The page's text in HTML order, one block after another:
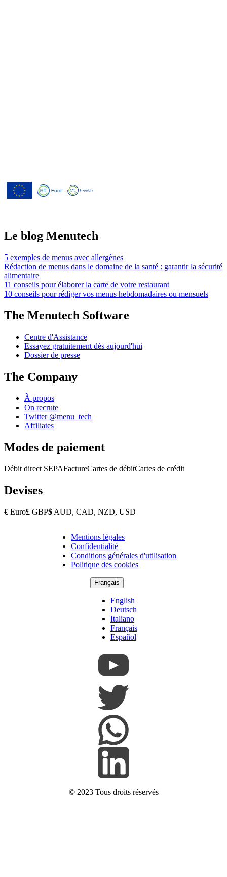
Le blog Menutech
5 exemples de menus avec allergènes
Rédaction de menus dans le domaine de la santé : garantir la sécurité
alimentaire
11 conseils pour élaborer la carte de votre restaurant
10 conseils pour rédiger vos menus hebdomadaires ou mensuels
The Menutech Software
Centre d'Assistance
Essayez gratuitement dès aujourd'hui
Dossier de presse
The Company
À propos
On recrute
Twitter @menu_tech
Affiliates
Modes de paiement
Débit direct SEPAFactureCartes de débitCartes de crédit
Devises
€ Euro£ GBP$ AUD, CAD, NZD, USD
Copyright
Footer
Mentions légales
Confidentialité
Conditions générales d'utilisation
Politique des cookies
Français
English
Deutsch
Italiano
Français
Español
© 2023 Tous droits réservés